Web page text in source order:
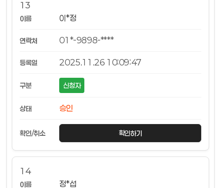
13
이*정
01*-9898-****
2025.11.26 10:09:47
신청자
승인
확인하기
14
정*섭